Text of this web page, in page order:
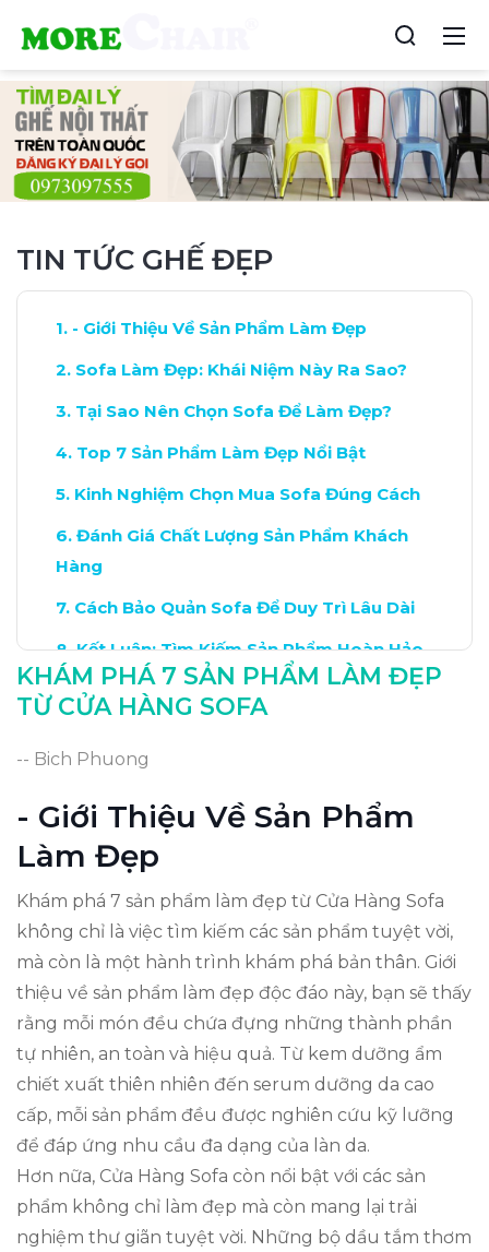
TIN TỨC GHẾ ĐẸP
- Giới Thiệu Về Sản Phẩm Làm Đẹp
Sofa Làm Đẹp: Khái Niệm Này Ra Sao?
Tại Sao Nên Chọn Sofa Để Làm Đẹp?
Top 7 Sản Phẩm Làm Đẹp Nổi Bật
Kinh Nghiệm Chọn Mua Sofa Đúng Cách
Đánh Giá Chất Lượng Sản Phẩm Khách
Hàng
Cách Bảo Quản Sofa Để Duy Trì Lâu Dài
Kết Luận: Tìm Kiếm Sản Phẩm Hoàn Hảo
KHÁM PHÁ 7 SẢN PHẨM LÀM ĐẸP
TỪ CỬA HÀNG SOFA
-- Bich Phuong
- Giới Thiệu Về Sản Phẩm
Làm Đẹp
Khám phá 7 sản phẩm làm đẹp từ Cửa Hàng Sofa
không chỉ là việc tìm kiếm các sản phẩm tuyệt vời,
mà còn là một hành trình khám phá bản thân. Giới
thiệu về sản phẩm làm đẹp độc đáo này, bạn sẽ thấy
rằng mỗi món đều chứa đựng những thành phần
tự nhiên, an toàn và hiệu quả. Từ kem dưỡng ẩm
chiết xuất thiên nhiên đến serum dưỡng da cao
cấp, mỗi sản phẩm đều được nghiên cứu kỹ lưỡng
để đáp ứng nhu cầu đa dạng của làn da.
Hơn nữa, Cửa Hàng Sofa còn nổi bật với các sản
phẩm không chỉ làm đẹp mà còn mang lại trải
nghiệm thư giãn tuyệt vời. Những bộ dầu tắm thơm